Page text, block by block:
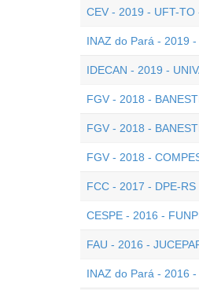
CEV - 2019 - UFT-
INAZ do Pará - 2019
IDECAN - 2019 -
FGV - 2018 -
FGV - 2018 -
FGV - 2018 -
FCC - 2017 - DPE-
CESPE - 2016 -
FAU - 2016 -
INAZ do Pará - 2016